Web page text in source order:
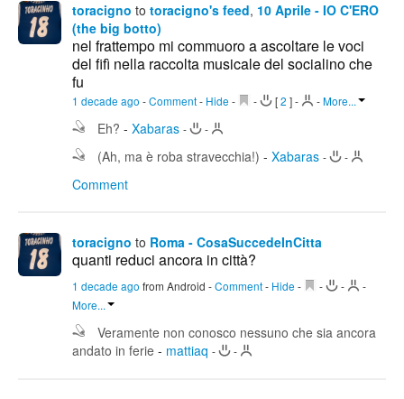
toracigno to toracigno's feed, 10 Aprile - IO C'ERO
(the big botto)
nel frattempo mi commuoro a ascoltare le voci
del fifì nella raccolta musicale del socialino che
fu
1 decade ago -Comment- Hide - - [2 ]- -More...
Eh? - Xabaras - -
(Ah, ma è roba stravecchia!) - Xabaras - -
Comment
toracigno to Roma - CosaSuccedeInCitta
quanti reduci ancora in città?
1 decade ago from Android -Comment- Hide - - -
-
More...
Veramente non conosco nessuno che sia ancora
andato in ferie - mattiaq - -